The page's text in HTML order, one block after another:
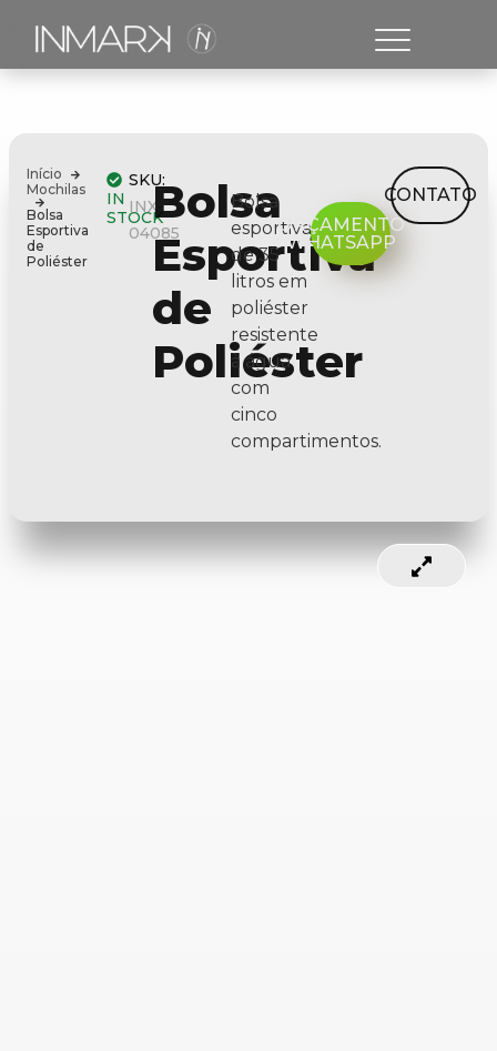
Início
Mochilas
Bolsa
Esportiva
de
Poliéster
IN
STOCK
SKU:
INX-
04085
Bolsa
Esportiva
de
Poliéster
Bolsa
esportiva
de 35
litros em
poliéster
resistente
à água
com
cinco
compartimentos.
ORÇAMENTO
WHATSAPP
CONTATO